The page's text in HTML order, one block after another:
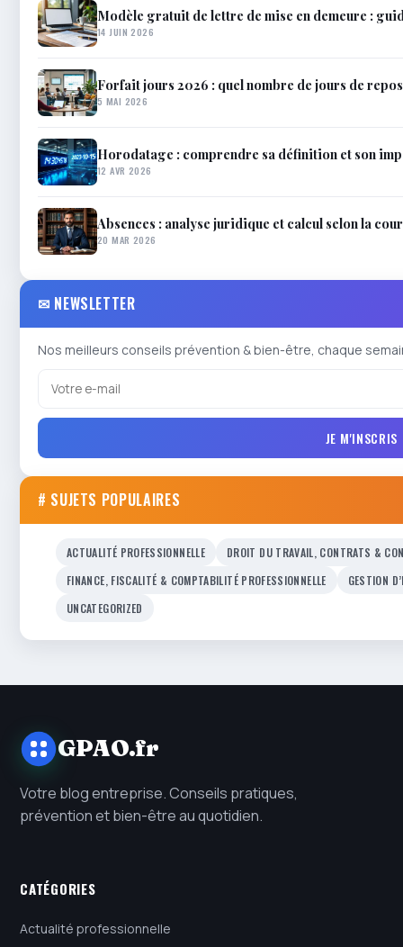
Modèle gratuit de lettre de mise en demeure :
14 JUIN 2026
Forfait jours 2026 : quel nombre de jours de
5 MAI 2026
Horodatage : comprendre sa définition et son
12 AVR 2026
Absences : analyse juridique et calcul selon la
20 MAR 2026
✉ NEWSLETTER
Nos meilleurs conseils prévention & bien-être, chaque
JE M'INSCRIS
# SUJETS POPULAIRES
ACTUALITÉ PROFESSIONNELLE
DROIT DU TRAVAIL, CONTRATS &
FINANCE, FISCALITÉ & COMPTABILITÉ PROFESSIONNELLE
GESTION
UNCATEGORIZED
GPAO.fr
Votre blog entreprise. Conseils pratiques,
prévention et bien-être au quotidien.
CATÉGORIES
Actualité professionnelle